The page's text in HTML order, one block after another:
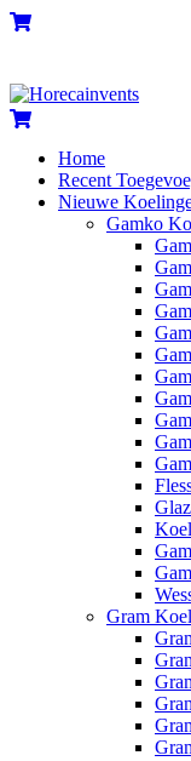
Skip
MenuCart
Cart
Home
Recent
Nieuwe
Gamko
Gram